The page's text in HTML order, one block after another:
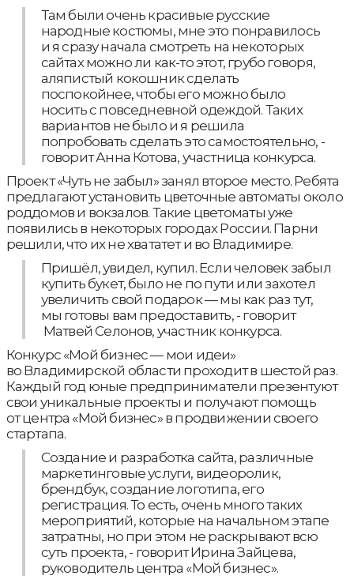
Там были очень красивые русские
народные костюмы, мне это понравилось
и я сразу начала смотреть на некоторых
сайтах можно ли как-то этот, грубо говоря,
аляпистый кокошник сделать
поспокойнее, чтобы его можно было
носить с повседневной одеждой. Таких
вариантов не было и я решила
попробовать сделать это самостоятельно, -
говорит Анна Котова, участница конкурса.
Проект «Чуть не забыл» занял второе место. Ребята
предлагают установить цветочные автоматы около
роддомов и вокзалов. Такие цветоматы уже
появились в некоторых городах России. Парни
решили, что их не хвататет и во Владимире.
Пришёл, увидел, купил. Если человек забыл
купить букет, было не по пути или захотел
увеличить свой подарок — мы как раз тут,
мы готовы вам предоставить, - говорит
Матвей Селонов, участник конкурса.
Конкурс «Мой бизнес — мои идеи»
во Владимирской области проходит в шестой раз.
Каждый год юные предприниматели презентуют
свои уникальные проекты и получают помощь
от центра «Мой бизнес» в продвижении своего
стартапа.
Создание и разработка сайта, различные
маркетинговые услуги, видеоролик,
брендбук, создание логотипа, его
регистрация. То есть, очень много таких
мероприятий, которые на начальном этапе
затратны, но при этом не раскрывают всю
суть проекта, - говорит Ирина Зайцева,
руководитель центра «Мой бизнес».